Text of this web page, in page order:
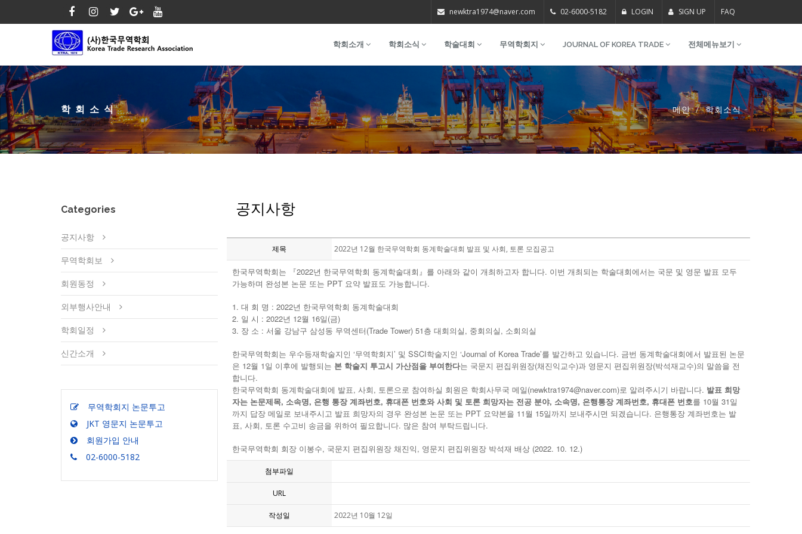
newktra1974@naver.com 02-6000-5182 LOGIN SIGN UP FAQ
학회소개 학회소식 학술대회 무역학회지 JOURNAL OF KOREA TRADE 전체메뉴보기
학회소식 메인 학회소식
Categories
공지사항
무역학회보
회원동정
외부행사안내
학회일정
신간소개
무역학회지 논문투고
JKT 영문지 논문투고
회원가입 안내
02-6000-5182
공지사항
제목 2022년 12월 한국무역학회 동계학술대회 발표 및 사회, 토론 모집공고
한국무역학회는 『2022년 한국무역학회 동계학술대회』를 아래와 같이 개최하고자 합니다. 이번 개최되는 학술대회에서는 국문 및 영문 발표 모두
가능하며 완성본 논문 또는 PPT 요약 발표도 가능합니다.
1. 대 회 명 : 2022년 한국무역학회 동계학술대회
2. 일 시 : 2022년 12월 16일(금)
3. 장 소 : 서울 강남구 삼성동 무역센터(Trade Tower) 51층 대회의실, 중회의실, 소회의실
한국무역학회는 우수등재학술지인 ‘무역학회지’ 및 SSCI학술지인 ‘Journal of Korea Trade’를 발간하고 있습니다. 금번 동계학술대회에서 발표된 논문
은 12월 1일 이후에 발행되는 본 학술지 투고시 가산점을 부여한다는 국문지 편집위원장(채진익교수)과 영문지 편집위원장(박석재교수)의 말씀을 전
합니다.
한국무역학회 동계학술대회에 발표, 사회, 토론으로 참여하실 회원은 학회사무국 메일(newktra1974@naver.com)로 알려주시기 바랍니다. 발표 희망
자는 논문제목, 소속명, 은행 통장 계좌번호, 휴대폰 번호와 사회 및 토론 희망자는 전공 분야, 소속명, 은행통장 계좌번호, 휴대폰 번호를 10월 31일
까지 답장 메일로 보내주시고 발표 희망자의 경우 완성본 논문 또는 PPT 요약본을 11월 15일까지 보내주시면 되겠습니다. 은행통장 계좌번호는 발
표, 사회, 토론 수고비 송금을 위하여 필요합니다. 많은 참여 부탁드립니다.
한국무역학회 회장 이봉수, 국문지 편집위원장 채진익 , 영문지 편집위원장 박석재 배상(2022. 10. 12.)
첨부파일
URL
작성일 2022년 10월 12일